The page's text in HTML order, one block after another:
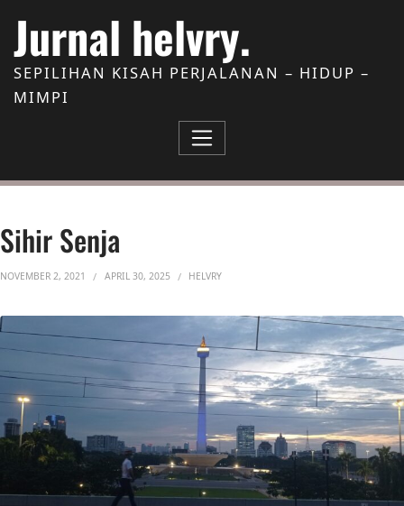
Jurnal helvry.
SEPILIHAN KISAH PERJALANAN – HIDUP –
MIMPI
Sihir Senja
NOVEMBER 2, 2021 APRIL 30, 2025 HELVRY